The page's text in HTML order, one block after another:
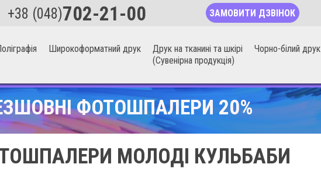
+38 (048)702-21-00 ЗАМОВИТИ ДЗВІНОК
Широкоформатний друк
Друк на тканині та шкірі
(Сувенірна продукція)
Чорно-білий друк
ФОТОШПАЛЕРИ 20%
МОЛОДІ КУЛЬБАБИ